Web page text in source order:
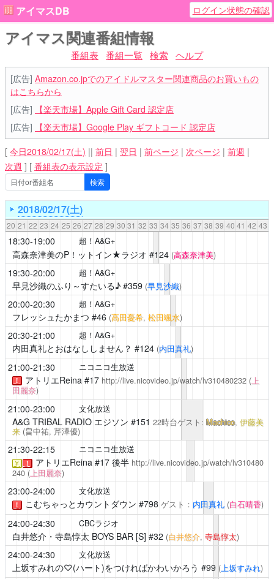
アイマスDB ログイン状態の確認
アイマス関連番組情報
番組表 番組一覧 検索 ヘルプ
[広告] Amazon.co.jpでのアイドルマスター関連商品のお買いもの
はこちらから
[広告]
【楽天市場】Apple Gift Card 認定店
[広告]
【楽天市場】Google Play ギフトコード 認定店
[ 今日2018/02/17(土) || 前日 | 翌日 | 前ページ | 次ページ | 前週 |
次週 ] [ 番組表の表示設定 ]
2018/02/17(土)
20 21 22 23 24 25 26 27 28 29 30 31 32 33 34 35 36 37 38 39 40 41 42 43
18:30-19:00 超！A&G+
高森奈津美のP！ットイン★ラジオ #124 (高森奈津美)
19:30-20:00 超！A&G+
早見沙織のふり～すたいる♪#359 (早見沙織)
20:00-20:30 超！A&G+
フレッシュたかまつ #46 (高田憂希, 松田颯水)
20:30-21:00 超！A&G+
内田真礼とおはなししません？ #124 (内田真礼)
21:00-21:30 ニコニコ生放送
！ アトリエReina #17 http://live.nicovideo.jp/watch/lv310480232 (上
田麗奈)
21:00-23:00 文化放送
A&G TRIBAL RADIO エジソン #151 22時台ゲスト: Machico, 伊藤美
来 (畠中祐, 芹澤優)
21:30-22:15 ニコニコ生放送
￥ ！ アトリエReina#17 後半 http://live.nicovideo.jp/watch/lv310480
240 (上田麗奈)
23:00-24:00 文化放送
！ こむちゃっとカウントダウン #798 ゲスト： 内田真礼 (白石晴香)
24:00-24:30 CBCラジオ
白井悠介・寺島惇太 BOYS BAR [S] #32 (白井悠介, 寺島惇太)
24:00-24:30 文化放送
上坂すみれの♡(ハート)をつければかわいかろう #99 (上坂すみれ)